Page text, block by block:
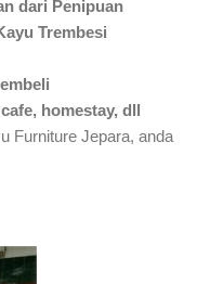
dari Penipuan
Trembesi
homestay, dll
Furniture Jepara, anda